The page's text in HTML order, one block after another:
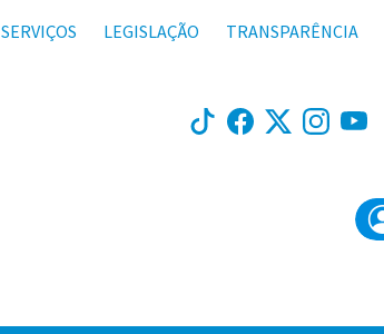
SERVIÇOS LEGISLAÇÃO TRANSPARÊNCIA